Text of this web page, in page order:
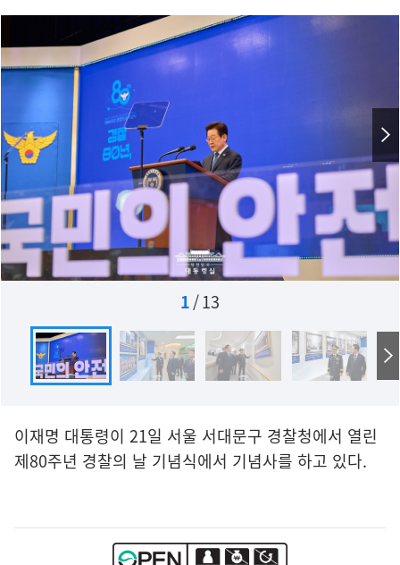
1/13
이재명 대통령이 21일 서울 서대문구 경찰청에서 열린
제80주년 경찰의 날 기념식에서 기념사를 하고 있다.